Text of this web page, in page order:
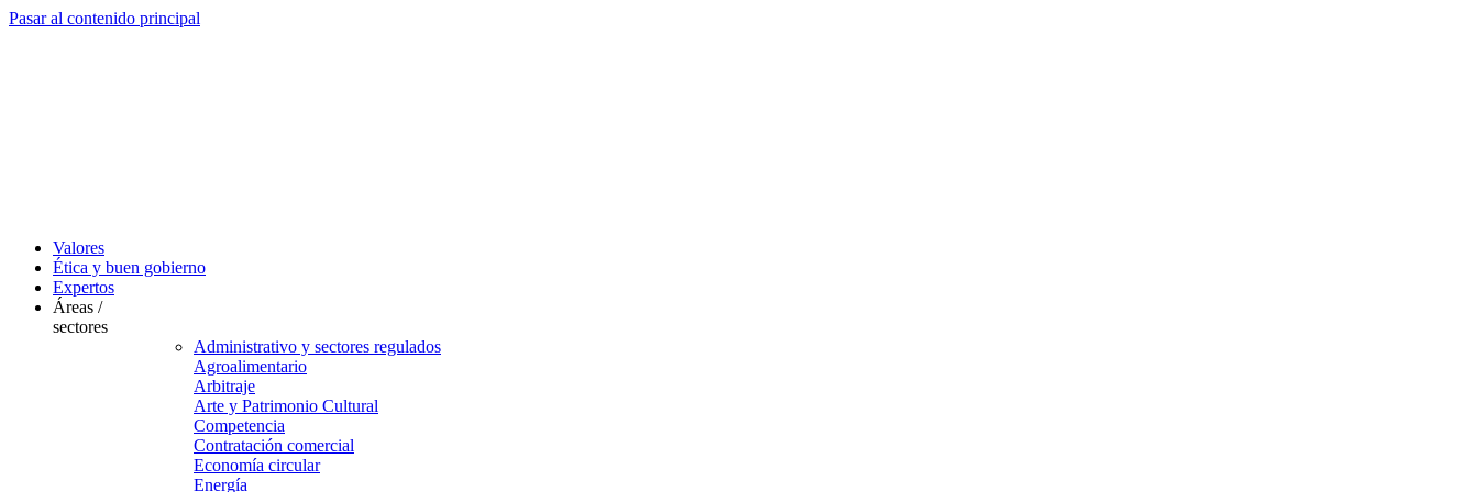
Pasar al contenido principal
Valores
Ética y buen gobierno
Expertos
Áreas /
sectores
Administrativo y sectores regulados
Agroalimentario
Arbitraje
Arte y Patrimonio Cultural
Competencia
Contratación comercial
Economía circular
Energía